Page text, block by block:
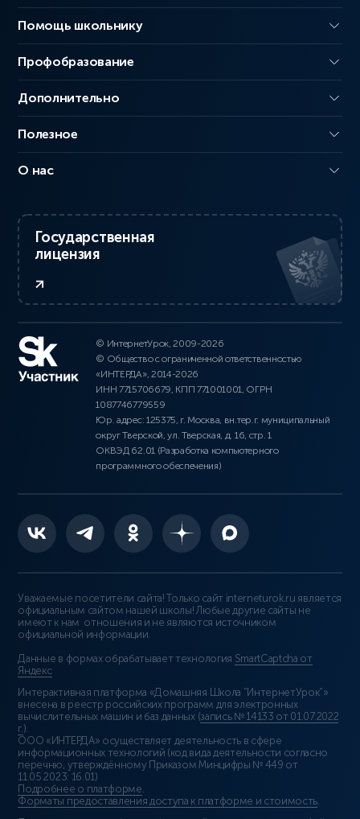
Помощь школьнику
Профобразование
Дополнительно
Полезное
О нас
Государственная
лицензия
© ИнтернетУрок, 2009-2026
© Общество с ограниченной ответственностью
«ИНТЕРДА», 2014-2026
ИНН 7715706679, КПП 771001001, ОГРН
1087746779559
Юр. адрес: 125375, г. Москва, вн.тер.г. муниципальный
округ Тверской, ул. Тверская, д. 16, стр. 1
ОКВЭД 62.01 (Разработка компьютерного
программного обеспечения)
Уважаемые посетители сайта! Только сайт interneturok.ru является
официальным сайтом нашей школы! Любые другие сайты не
имеют к нам отношения и не являются источником
официальной информации.
Данные в формах обрабатывает технология SmartCaptcha от
Яндекс
Интерактивная платформа «Домашняя Школа “ИнтернетУрок”»
внесена в реестр российских программ для электронных
вычислительных машин и баз данных (запись № 14133 от 01.07.2022
г.).
ООО «ИНТЕРДА» осуществляет деятельность в сфере
информационных технологий (код вида деятельности согласно
перечню, утверждённому Приказом Минцифры № 449 от
11.05.2023: 16.01)
Подробнее о платформе.
Форматы предоставления доступа к платформе и стоимость.